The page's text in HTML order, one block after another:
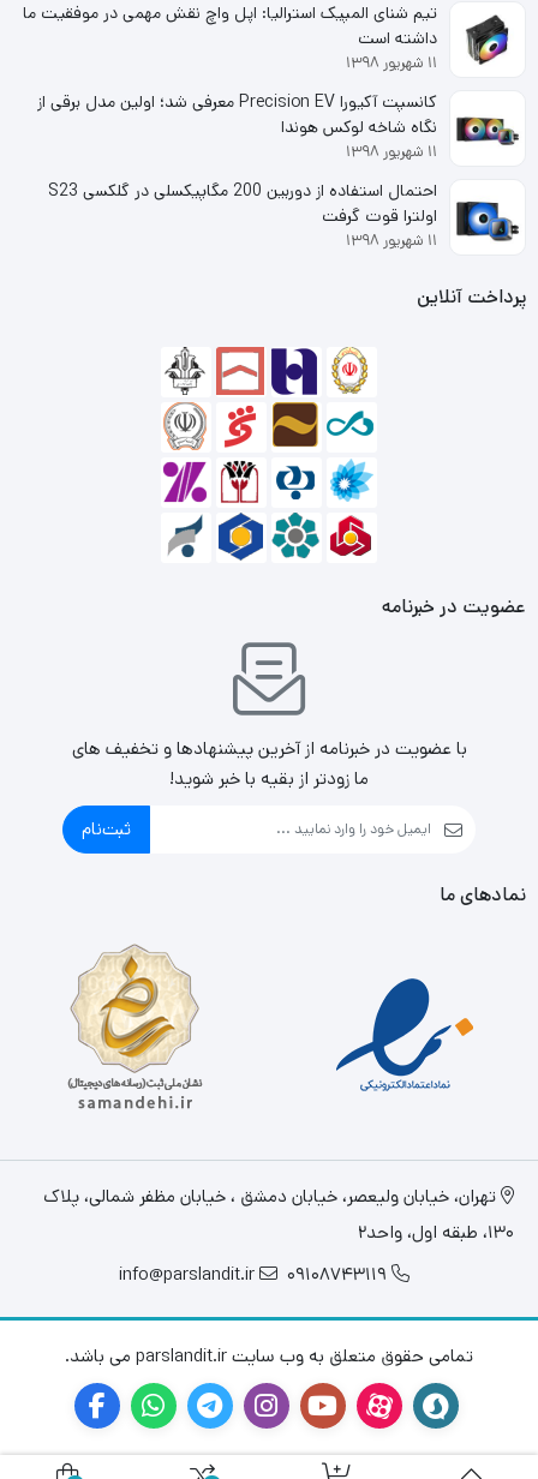
تیم شنای المپیک استرالیا: اپل واچ نقش مهمی در موفقیت ما
داشته است
۱۱ شهریور ۱۳۹۸
کانسپت آکیورا Precision EV معرفی شد؛ اولین مدل برقی از
نگاه شاخه لوکس هوندا
۱۱ شهریور ۱۳۹۸
احتمال استفاده از دوربین 200 مگاپیکسلی در گلکسی S23
اولترا قوت گرفت
۱۱ شهریور ۱۳۹۸
پرداخت آنلاین
عضویت در خبرنامه
با عضویت در خبرنامه از آخرین پیشنهادها و تخفیف های
ما زودتر از بقیه با خبر شوید!
ثبت‌نام
نمادهای ما
تهران، خيابان وليعصر، خیابان دمشق ، خیابان مظفر شمالی، پلاک
130، طبقه اول، واحد2
09108743119
info@parslandit.ir
تمامی حقوق متعلق به وب سایت parslandit.ir می باشد.